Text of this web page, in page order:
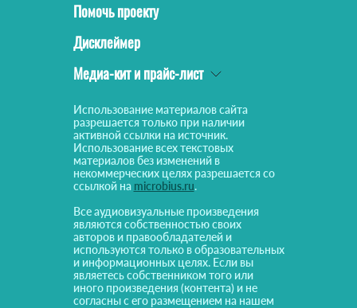
Помочь проекту
Дисклеймер
Медиа-кит и прайс-лист
Использование материалов сайта
разрешается только при наличии
активной ссылки на источник.
Использование всех текстовых
материалов без изменений в
некоммерческих целях разрешается со
ссылкой на microbius.ru.
Все аудиовизуальные произведения
являются собственностью своих
авторов и правообладателей и
используются только в образовательных
и информационных целях. Если вы
являетесь собственником того или
иного произведения (контента) и не
согласны с его размещением на нашем